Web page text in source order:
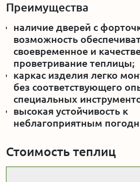
Преимущества
наличие дверей с
возможность
своевременное и
проветривание теплицы;
каркас изделия легко
без соответствующего
специальных
высокая устойчивость к
неблагоприятным
Стоимость теплиц